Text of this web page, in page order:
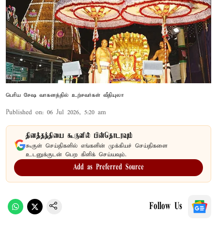
பெரிய சேஷ வாகனத்தில் உற்சவர்கள் வீதியுலா
Published on: 06 Jul 2026, 5:20 am
தினத்தந்தியை கூகுளில் பின்தொடரவும்
கூகுள் செய்திகளில் எங்களின் முக்கியச் செய்திகளை
உடனுக்குடன் பெற கிளிக் செய்யவும்.
Add as Preferred Source
Follow Us